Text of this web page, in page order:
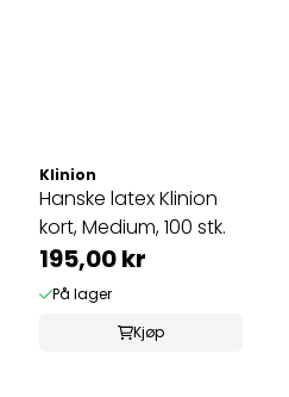
Klinion
Hanske latex Klinion
kort, Medium, 100 stk.
195,00 kr
På lager
Kjøp